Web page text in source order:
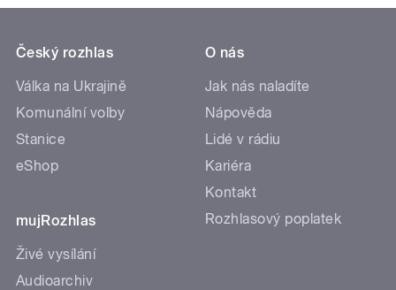
Český rozhlas
Válka na Ukrajině
Komunální volby
Stanice
eShop
mujRozhlas
Živé vysílání
Audioarchiv
O nás
Jak nás naladíte
Nápověda
Lidé v rádiu
Kariéra
Kontakt
Rozhlasový poplatek